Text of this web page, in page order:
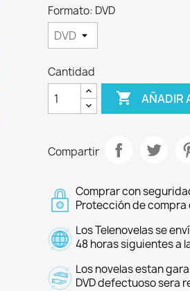
Formato: DVD
Cantidad
 AÑADIR
Compartir
Comprar con
Protección de compra
Los Telenovelas se
48 horas siguientes a
Los novelas estan
DVD defectuoso sera